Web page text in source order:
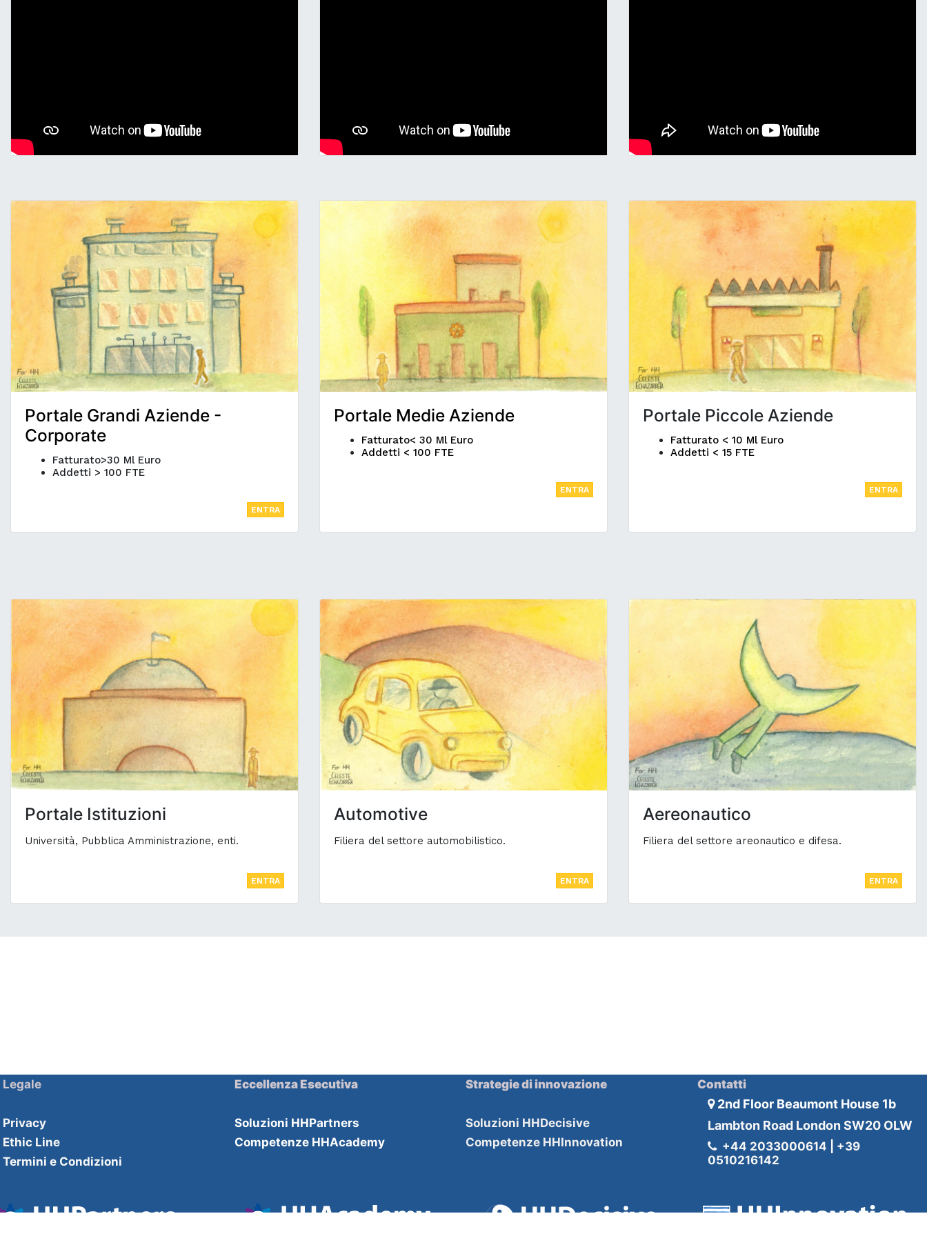
Portale Grandi Aziende -
Corporate
Fatturato>30 Ml Euro
Addetti > 100 FTE
ENTRA
Portale Medie Aziende
Fatturato< 30 Ml Euro
Addetti < 100 FTE
ENTRA
Portale Piccole Aziende
Fatturato < 10 Ml Euro
Addetti < 15 FTE
ENTRA
Portale Istituzioni
Università, Pubblica Amministrazione, enti.
ENTRA
Automotive
Filiera del settore automobilistico.
ENTRA
Aereonautico
Filiera del settore areonautico e difesa.
ENTRA
Legale
Privacy
Ethic Line
Termini e Condizioni
Eccellenza Esecutiva
Soluzioni HHPartners
Competenze HHAcademy
Strategie di innovazione
Soluzioni HHDecisive
Competenze HHInnovation
Contatti
2nd Floor Beaumont House 1b
Lambton Road London SW20 OLW
+44 2033000614 | +39
0510216142